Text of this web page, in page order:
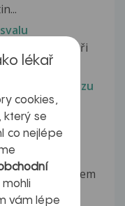
roku jsem si při
vazu
zranění
se srdcem
lékař
cookies,
který se
co nejlépe
vám lépe